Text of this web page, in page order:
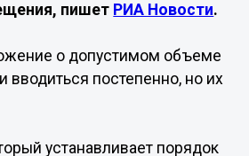
пишет РИА Новости.
о допустимом объеме
постепенно, но их
устанавливает порядок